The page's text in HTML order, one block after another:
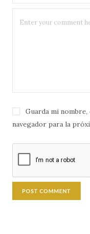
Guarda mi
navegador para la